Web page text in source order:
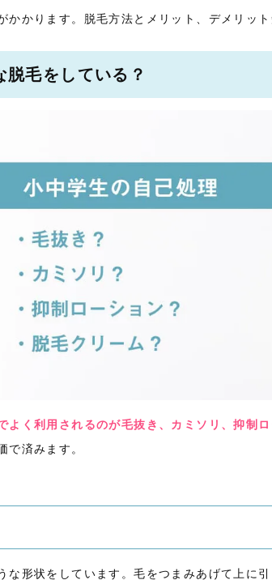
かかります。脱毛方法とメリット、デメリッ
脱毛をしている？
よく利用されるのが毛抜き、カミソリ、抑制
で済みます。
な形状をしています。毛をつまみあげて上に